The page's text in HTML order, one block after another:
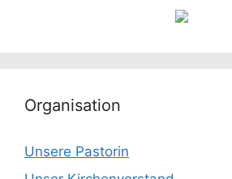
Organisation
Unsere Pastorin